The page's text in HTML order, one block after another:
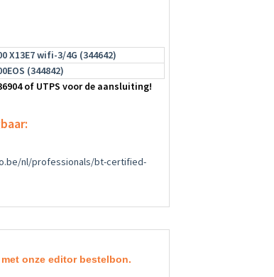
X13E7 wifi-3/4G (344642)
(344842)
of UTPS voor de aansluiting!
nl/professionals/bt-certified-
onze editor bestelbon.